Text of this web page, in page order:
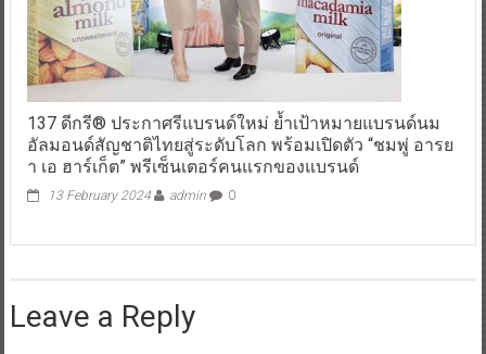
137 ดีกรี® ประกาศรีแบรนด์ใหม่ ย้ำเป้าหมายแบรนด์นม
อัลมอนด์สัญชาติไทยสู่ระดับโลก พร้อมเปิดตัว “ชมพู่ อารย
า เอ ฮาร์เก็ต” พรีเซ็นเตอร์คนแรกของแบรนด์
13 February 2024 admin 0
Leave a Reply